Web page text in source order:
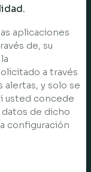
aplicaciones
de, su
a través
y solo se
usted concede
de dicho
configuración